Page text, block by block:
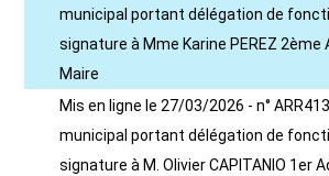
municipal portant délégation de
signature à Mme Karine PEREZ 2ème
Maire
Mis en ligne le 27/03/2026 - n°
municipal portant délégation de
signature à M. Olivier CAPITANIO 1er